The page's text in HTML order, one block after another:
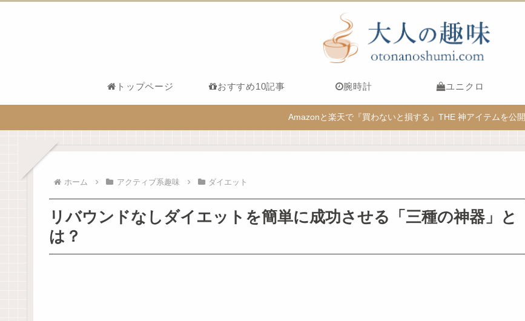
トップページ おすすめ10記事 腕時計 ユニクロ
Amazonと楽天で『買わないと損する』THE 神アイテムを公開
ホーム アクティブ系趣味 ダイエット
リバウンドなしダイエットを簡単に成功させる「三種の神器」と
は？